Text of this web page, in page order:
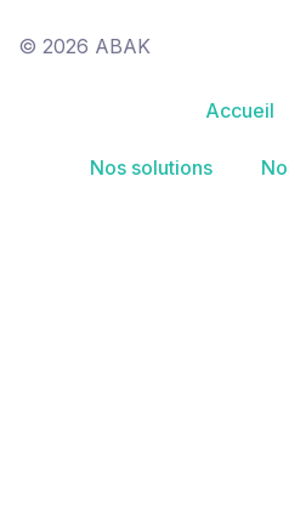
© 2026 ABAK
Accueil
Nos solutions